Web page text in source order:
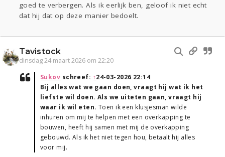
goed te verbergen. Als ik eerlijk ben, geloof ik niet echt
dat hij dat op deze manier bedoelt.
Tavistock
dinsdag 24 maart 2026 om 22:20
Sukov schreef: ↑24-03-2026 22:14
Bij alles wat we gaan doen, vraagt hij wat ik het
liefste wil doen. Als we uiteten gaan, vraagt hij
waar ik wil eten. Toen ik een klusjesman wilde
inhuren om mij te helpen met een overkapping te
bouwen, heeft hij samen met mij de overkapping
gebouwd. Als ik het niet tegen hou, betaalt hij alles
voor mij.